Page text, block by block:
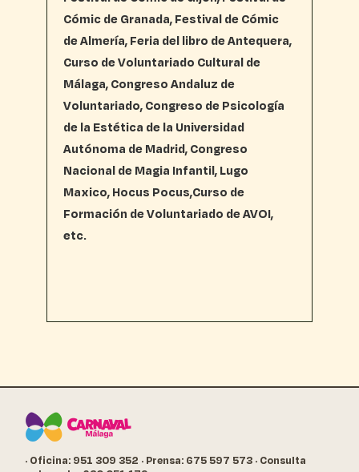
Cómic de Granada, Festival de Cómic
de Almería, Feria del libro de Antequera,
Curso de Voluntariado Cultural de
Málaga, Congreso Andaluz de
Voluntariado, Congreso de Psicología
de la Estética de la Universidad
Autónoma de Madrid, Congreso
Nacional de Magia Infantil, Lugo
Maxico, Hocus Pocus,Curso de
Formación de Voluntariado de AVOI,
etc.
· Oficina: 951 309 352 · Prensa: 675 597 573 · Consulta